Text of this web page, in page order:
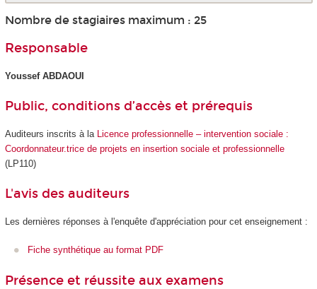
Nombre de stagiaires maximum : 25
Responsable
Youssef ABDAOUI
Public, conditions d’accès et prérequis
Auditeurs inscrits à la Licence professionnelle – intervention sociale :
Coordonnateur.trice de projets en insertion sociale et professionnelle
(LP110)
L'avis des auditeurs
Les dernières réponses à l'enquête d'appréciation pour cet enseignement :
Fiche synthétique au format PDF
Présence et réussite aux examens